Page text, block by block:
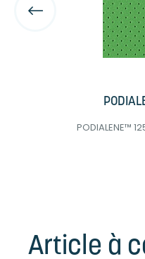
PODIALENE™
Article à